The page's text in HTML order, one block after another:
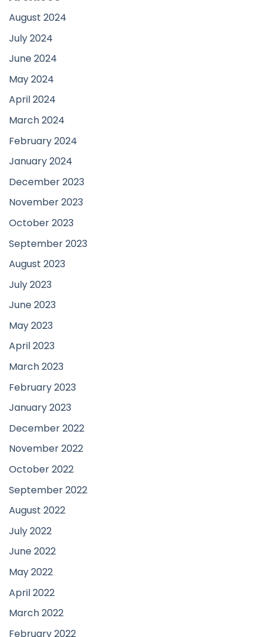
August 2024
July 2024
June 2024
May 2024
April 2024
March 2024
February 2024
January 2024
December 2023
November 2023
October 2023
September 2023
August 2023
July 2023
June 2023
May 2023
April 2023
March 2023
February 2023
January 2023
December 2022
November 2022
October 2022
September 2022
August 2022
July 2022
June 2022
May 2022
April 2022
March 2022
February 2022